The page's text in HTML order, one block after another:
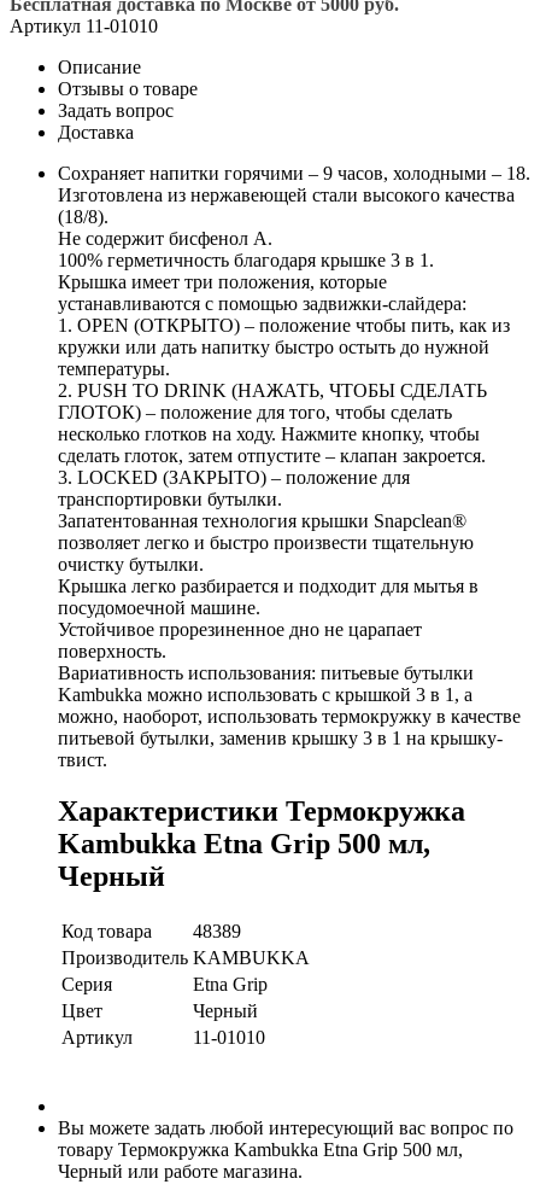
Артикул 11-01010
Описание
Отзывы о товаре
Задать вопрос
Доставка
Сохраняет напитки горячими – 9 часов, холодными – 18.
Изготовлена из нержавеющей стали высокого качества
(18/8).
Не содержит бисфенол А.
100% герметичность благодаря крышке 3 в 1.
Крышка имеет три положения, которые
устанавливаются с помощью задвижки-слайдера:
1. OPEN (ОТКРЫТО) – положение чтобы пить, как из
кружки или дать напитку быстро остыть до нужной
температуры.
2. PUSH TO DRINK (НАЖАТЬ, ЧТОБЫ СДЕЛАТЬ
ГЛОТОК) – положение для того, чтобы сделать
несколько глотков на ходу. Нажмите кнопку, чтобы
сделать глоток, затем отпустите – клапан закроется.
3. LOCKED (ЗАКРЫТО) – положение для
транспортировки бутылки.
Запатентованная технология крышки Snapclean®
позволяет легко и быстро произвести тщательную
очистку бутылки.
Крышка легко разбирается и подходит для мытья в
посудомоечной машине.
Устойчивое прорезиненное дно не царапает
поверхность.
Вариативность использования: питьевые бутылки
Kambukka можно использовать с крышкой 3 в 1, а
можно, наоборот, использовать термокружку в качестве
питьевой бутылки, заменив крышку 3 в 1 на крышку-
твист.
Характеристики Термокружка
Kambukka Etna Grip 500 мл,
Черный
Код товара
48389
Производитель KAMBUKKA
Серия
Etna Grip
Цвет
Черный
Артикул
11-01010
Вы можете задать любой интересующий вас вопрос по
товару Термокружка Kambukka Etna Grip 500 мл,
Черный или работе магазина.